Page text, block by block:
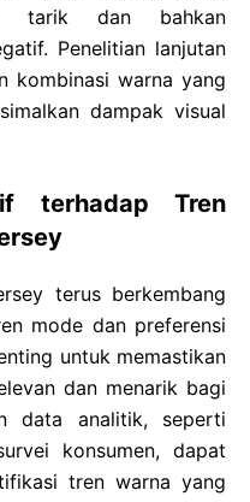
tarik dan bahkan
Penelitian lanjutan
kombinasi warna yang
dampak visual
terhadap Tren
terus berkembang
mode dan preferensi
untuk memastikan
dan menarik bagi
data analitik, seperti
konsumen, dapat
tren warna yang